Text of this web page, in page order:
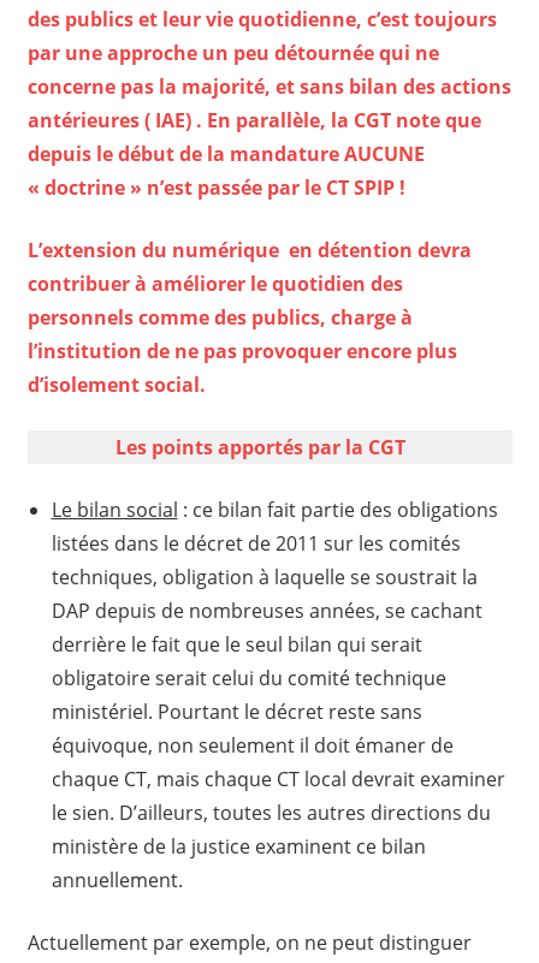
des publics et leur vie quotidienne, c’est toujours
par une approche un peu détournée qui ne
concerne pas la majorité, et sans bilan des actions
antérieures ( IAE) . En parallèle, la CGT note que
depuis le début de la mandature AUCUNE
« doctrine » n’est passée par le CT SPIP !
L’extension du numérique en détention devra
contribuer à améliorer le quotidien des
personnels comme des publics, charge à
l’institution de ne pas provoquer encore plus
d’isolement social.
Les points apportés par la CGT
Le bilan social : ce bilan fait partie des obligations
listées dans le décret de 2011 sur les comités
techniques, obligation à laquelle se soustrait la
DAP depuis de nombreuses années, se cachant
derrière le fait que le seul bilan qui serait
obligatoire serait celui du comité technique
ministériel. Pourtant le décret reste sans
équivoque, non seulement il doit émaner de
chaque CT, mais chaque CT local devrait examiner
le sien. D’ailleurs, toutes les autres directions du
ministère de la justice examinent ce bilan
annuellement.
Actuellement par exemple, on ne peut distinguer